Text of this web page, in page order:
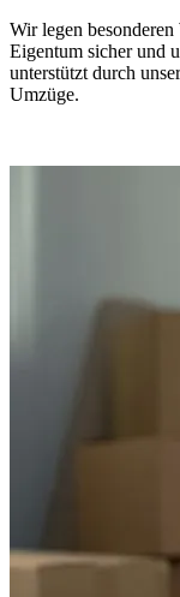
Wir legen
Eigentum sicher und
unterstützt durch
Umzüge.